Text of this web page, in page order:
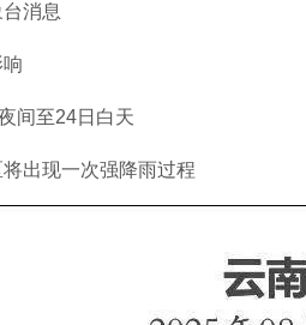
消息
间至24日白天
出现一次强降雨过程